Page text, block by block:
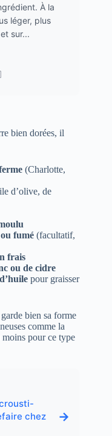
À la
léger, plus
sur...
bien dorées, il
(Charlotte,
d’olive, de
fumé (facultatif,
frais
ou de cidre
pour graisser
bien sa forme
comme la
pour ce type
chez
→